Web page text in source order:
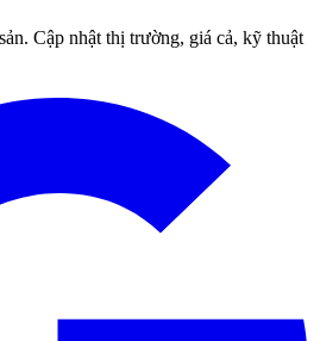
Cập nhật thị trường, giá cả, kỹ thuật